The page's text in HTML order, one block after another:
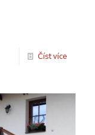
Číst více